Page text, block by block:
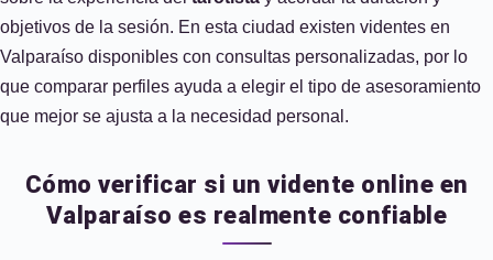
objetivos de la sesión. En esta ciudad existen videntes en
Valparaíso disponibles con consultas personalizadas, por lo
que comparar perfiles ayuda a elegir el tipo de asesoramiento
que mejor se ajusta a la necesidad personal.
Cómo verificar si un vidente online en
Valparaíso es realmente confiable